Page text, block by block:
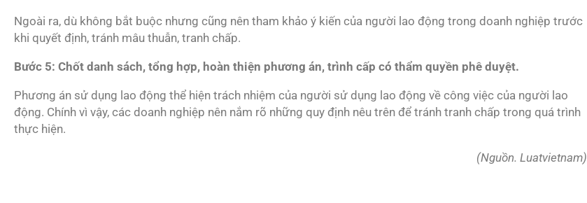
Ngoài ra, dù không bắt buộc nhưng cũng nên tham khảo ý kiến của người lao động trong doanh nghiệp trước
khi quyết định, tránh mâu thuẫn, tranh chấp.
Bước 5: Chốt danh sách, tổng hợp, hoàn thiện phương án, trình cấp có thẩm quyền phê duyệt.
Phương án sử dụng lao động thể hiện trách nhiệm của người sử dụng lao động về công việc của người lao
động. Chính vì vậy, các doanh nghiệp nên nắm rõ những quy định nêu trên để tránh tranh chấp trong quá trình
thực hiện.
(Nguồn. Luatvietnam)